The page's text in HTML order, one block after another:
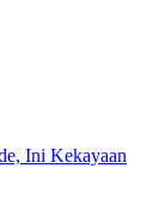
Ini Kekayaan